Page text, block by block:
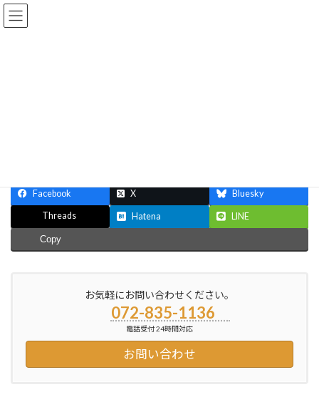
コ
ン
ナ
ビ
Facebook X Bluesky
Threads Hatena LINE
Copy
お気軽にお問い合わせください。
072-835-1136
電話受付 24時間対応
お問い合わせ